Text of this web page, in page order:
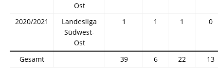
Ost
2020/2021
Landesliga
Südwest-
Ost
1 1 1 0
Gesamt 39 6 22 13